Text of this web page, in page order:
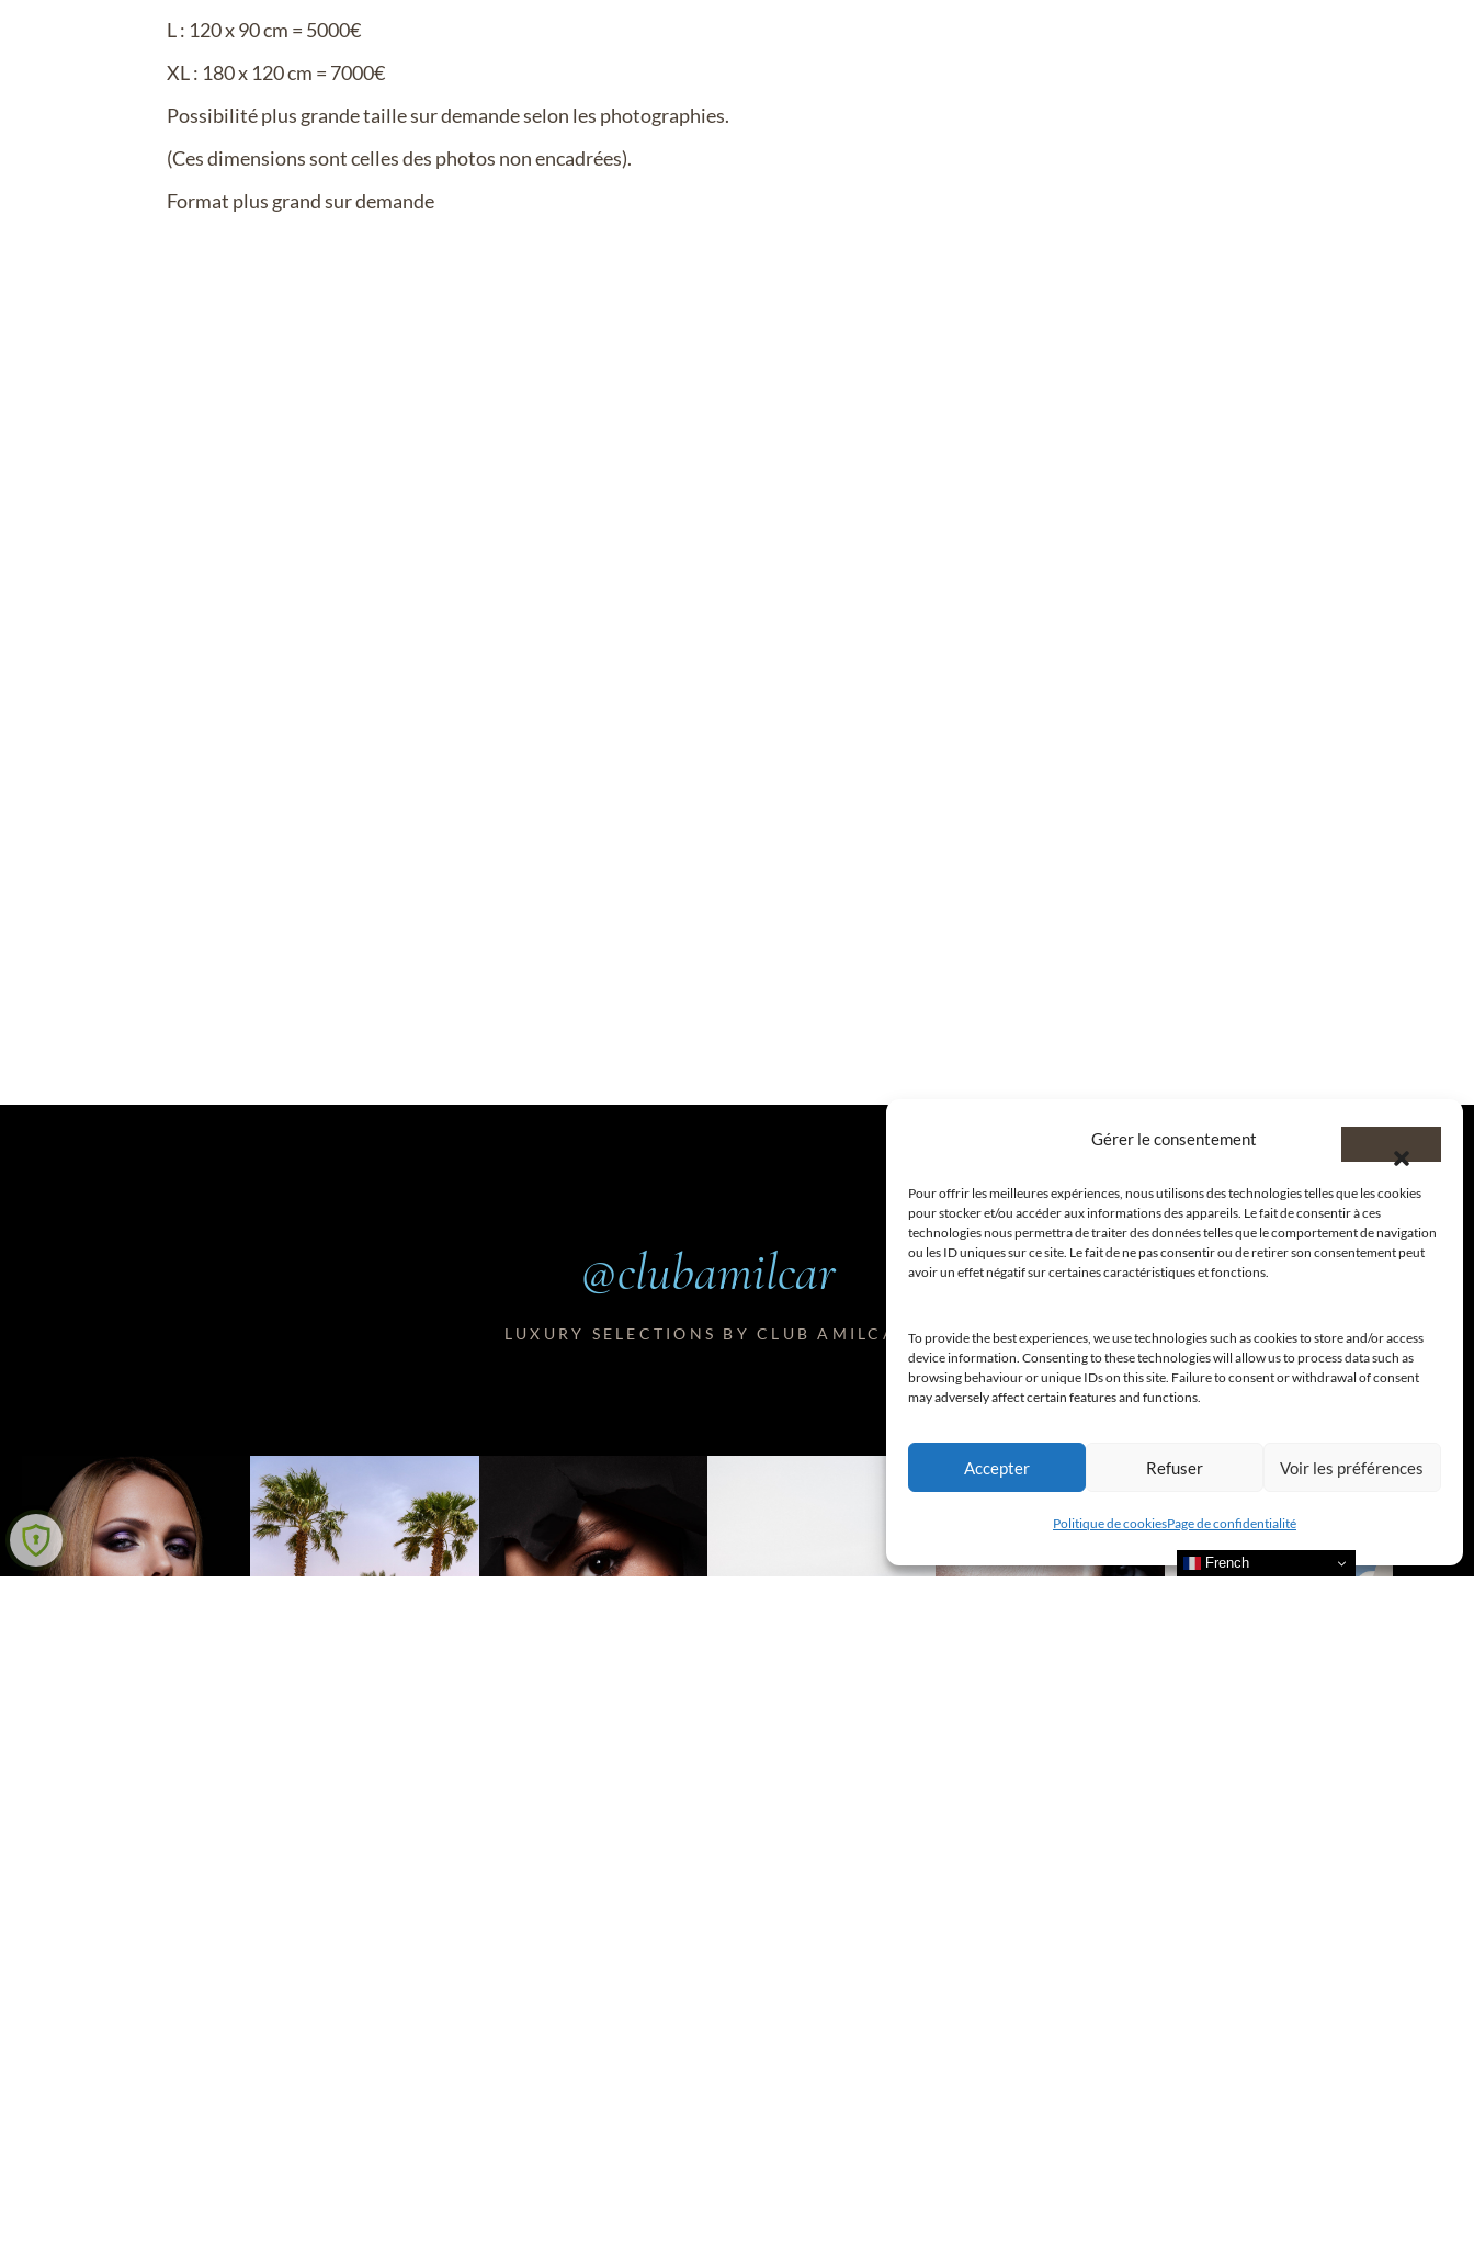
Gérer le consentement
Pour offrir les meilleures expériences, nous utilisons des technologies telles que les cookies
pour stocker et/ou accéder aux informations des appareils. Le fait de consentir à ces
technologies nous permettra de traiter des données telles que le comportement de navigation
ou les ID uniques sur ce site. Le fait de ne pas consentir ou de retirer son consentement peut
avoir un effet négatif sur certaines caractéristiques et fonctions.
To provide the best experiences, we use technologies such as cookies to store and/or access
device information. Consenting to these technologies will allow us to process data such as
browsing behaviour or unique IDs on this site. Failure to consent or withdrawal of consent
may adversely affect certain features and functions.
Accepter Refuser Voir les préférences
Politique de cookiesPage de confidentialité
L : 120 x 90 cm = 5000€
XL : 180 x 120 cm = 7000€
Possibilité plus grande taille sur demande selon les photographies.
(Ces dimensions sont celles des photos non encadrées).
Format plus grand sur demande
@clubamilcar
LUXURY SELECTIONS BY CLUB AMILCAR
French